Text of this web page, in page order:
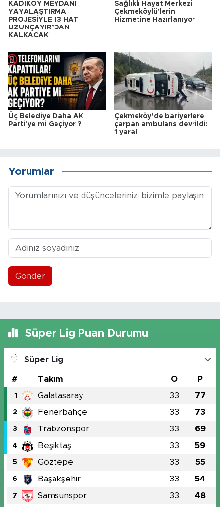
KADIKÖY MEYDANI
YAYALAŞTIRMA
PROJESİYLE 13 HAT
UZUNÇAYIR’DAN
KALKACAK
Sağlıklı Hayat Merkezi
Çekmeköylü'lerin
Hizmetine Hazırlanıyor
Üç Belediye Daha AK
Parti'ye mi Geçiyor ?
Çekmeköy’de bariyerlere
çarpan ambulans devrildi:
1 yaralı
Yorumlar
Gönder
Süper Lig Puan Durumu
Süper Lig
# Takım O P
1 Galatasaray 33 77
2 Fenerbahçe 33 73
3 Trabzonspor 33 69
4 Beşiktaş 33 59
5 Göztepe 33 55
6 Başakşehir 33 54
7 Samsunspor 33 48